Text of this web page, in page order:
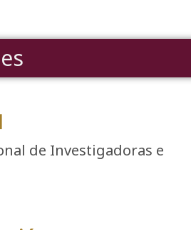
de Investigadoras e